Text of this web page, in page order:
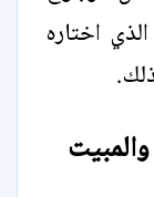
اختاره